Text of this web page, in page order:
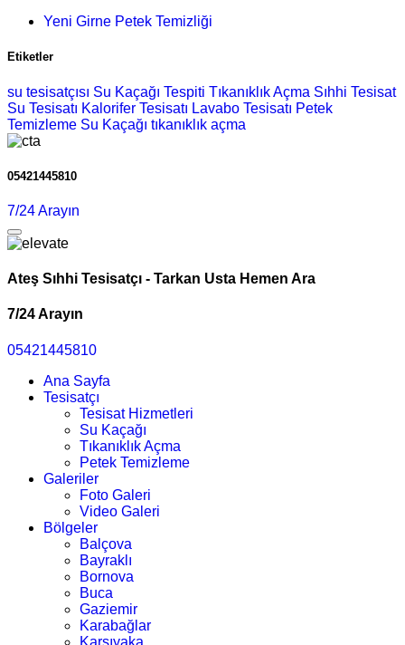
Yeni Girne Petek Temizliği
Etiketler
su tesisatçısı Su Kaçağı Tespiti Tıkanıklık Açma Sıhhi Tesisat
Su Tesisatı Kalorifer Tesisatı Lavabo Tesisatı Petek
Temizleme Su Kaçağı tıkanıklık açma
05421445810
7/24 Arayın
Ateş Sıhhi Tesisatçı - Tarkan Usta Hemen Ara
7/24 Arayın
05421445810
Ana Sayfa
Tesisatçı
Tesisat Hizmetleri
Su Kaçağı
Tıkanıklık Açma
Petek Temizleme
Galeriler
Foto Galeri
Video Galeri
Bölgeler
Balçova
Bayraklı
Bornova
Buca
Gaziemir
Karabağlar
Karşıyaka